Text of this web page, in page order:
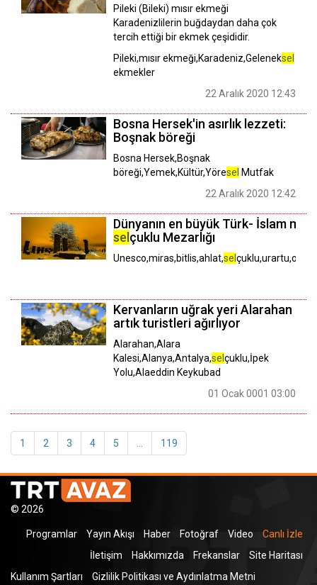
Pileki (Bileki) mısır ekmeği
Karadenizlilerin buğdaydan daha çok
tercih ettiği bir ekmek çeşididir.
Pileki,mısır ekmeği,Karadeniz,Geleneksel
ekmekler
22 Aralık 2020 12:43
Bosna Hersek'in asırlık lezzeti:
Boşnak böreği
Bosna Hersek,Boşnak
böreği,Yemek,Kültür,Yöresel Mutfak
22 Aralık 2020 12:42
Dünyanın en büyük Türk- İslam
sel çuklu Mezarlığı
Unesco,miras,bitlis,ahlat,sel
Kervanların uğrak yeri Alarahan
artık turistleri ağırlıyor
Alarahan,Alara
Kalesi,Alanya,Antalya,sel çuklu,İpek
Yolu,Alaeddin Keykubad
01 Ocak 0001 03:00
1 2 3 4 5 119
© 2026
Programlar Yayın Akışı Haber Fotoğraf Video
Canlı İzle
İletişim
Hakkımızda Frekanslar
Site Haritası
Kullanım Şartları
Gizlilik Politikası ve Aydınlatma Metni